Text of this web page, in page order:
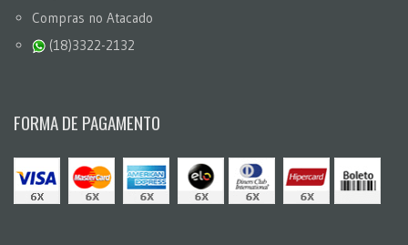
Compras no Atacado
(18)3322-2132
FORMA DE PAGAMENTO